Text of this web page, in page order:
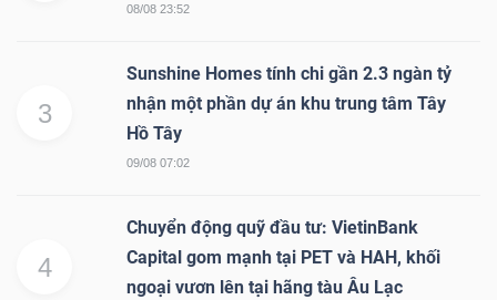
08/08 23:52
3
Sunshine Homes tính chi gần 2.3 ngàn tỷ
nhận một phần dự án khu trung tâm Tây
Hồ Tây
09/08 07:02
4
Chuyển động quỹ đầu tư: VietinBank
Capital gom mạnh tại PET và HAH, khối
ngoại vươn lên tại hãng tàu Âu Lạc